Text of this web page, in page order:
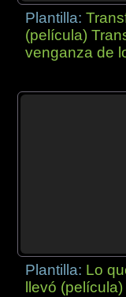
Plantilla:
(película)
venganza de
Plantilla: Lo
llevó (película)